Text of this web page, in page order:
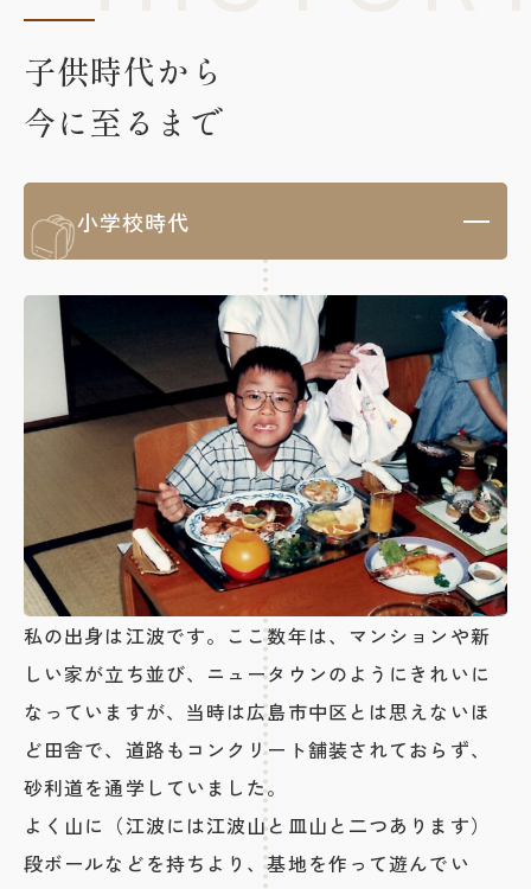
子供時代から
今に至るまで
小学校時代
私の出身は江波です。ここ数年は、マンションや新
しい家が立ち並び、ニュータウンのようにきれいに
なっていますが、当時は広島市中区とは思えないほ
ど田舎で、道路もコンクリート舗装されておらず、
砂利道を通学していました。
よく山に（江波には江波山と皿山と二つあります）
段ボールなどを持ちより、基地を作って遊んでい